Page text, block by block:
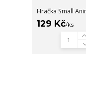
Hračka Small
129 Kč/ks